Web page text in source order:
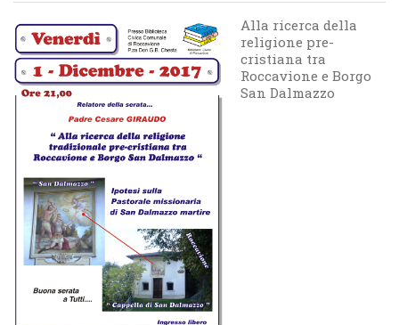
Alla ricerca della
religione pre-
cristiana tra
Roccavione e Borgo
San Dalmazzo